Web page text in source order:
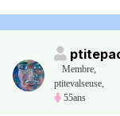
Membre
ptitevalseuse,
55ans